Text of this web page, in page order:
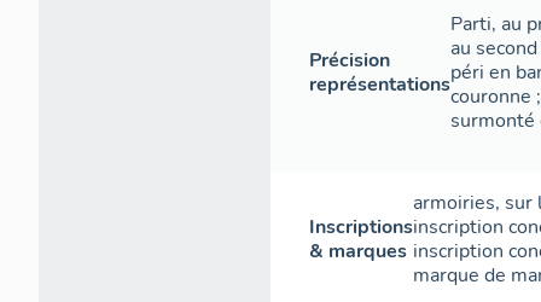
Précision
représentations
Parti, au
au
péri en
couronne
surmonté
Inscriptions
& marques
armoiries, sur
inscription
inscription
marque de